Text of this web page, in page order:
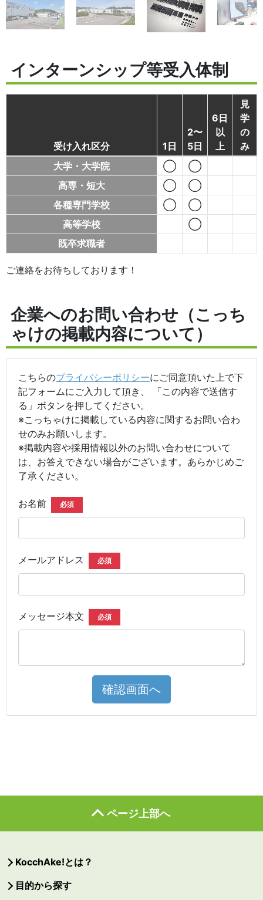
インターンシップ等受入体制
受け入れ区分 1日
2〜
5日
6日
以
上
見
学
の
み
大学・大学院
◯
◯
高専・短大
◯
◯
各種専門学校
◯
◯
高等学校
◯
既卒求職者
ご連絡をお待ちしております！
企業へのお問い合わせ（こっち
ゃけの掲載内容について）
こちらのプライバシーポリシーにご同意頂いた上で下
記フォームにご入力して頂き、 「この内容で送信す
る」ボタンを押してください。
※こっちゃけに掲載している内容に関するお問い合わ
せのみお願いします。
※掲載内容や採用情報以外のお問い合わせについて
は、お答えできない場合がございます。あらかじめご
了承ください。
お名前 必須
メールアドレス 必須
メッセージ本文 必須
確認画面へ
ページ上部へ
KocchAke!とは？
目的から探す